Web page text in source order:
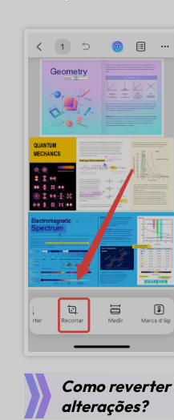
Como reverter
alterações?